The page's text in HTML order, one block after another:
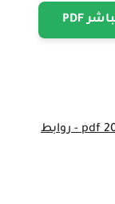
تحميل كتب المرحلة الابتدائية الترم الثاني 2026 pdf - روابط